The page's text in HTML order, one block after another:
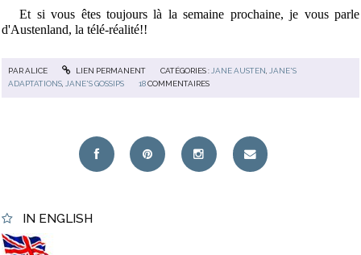
Et si vous êtes toujours là la semaine prochaine, je vous parle
d'Austenland, la télé-réalité!!
PARALICE LIEN PERMANENT CATÉGORIES :JANE AUSTEN,JANE'S
ADAPTATIONS,JANE'S GOSSIPS 18 COMMENTAIRES
IN ENGLISH